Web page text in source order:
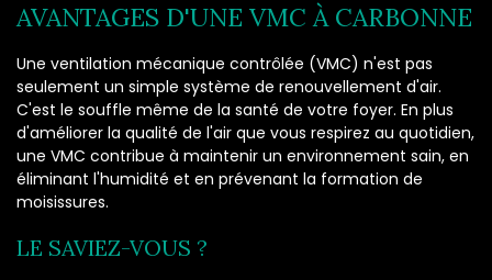
AVANTAGES D'UNE VMC À CARBONNE
Une ventilation mécanique contrôlée (VMC) n'est pas
seulement un simple système de renouvellement d'air.
C'est le souffle même de la santé de votre foyer. En plus
d'améliorer la qualité de l'air que vous respirez au quotidien,
une VMC contribue à maintenir un environnement sain, en
éliminant l'humidité et en prévenant la formation de
moisissures.
LE SAVIEZ-VOUS ?